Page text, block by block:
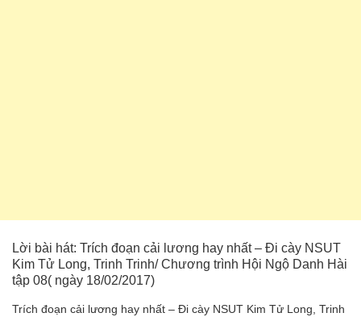
Lời bài hát: Trích đoạn cải lương hay nhất – Đi cày NSUT
Kim Tử Long, Trinh Trinh/ Chương trình Hội Ngộ Danh Hài
tập 08( ngày 18/02/2017)
Trích đoạn cải lương hay nhất – Đi cày NSUT Kim Tử Long, Trinh